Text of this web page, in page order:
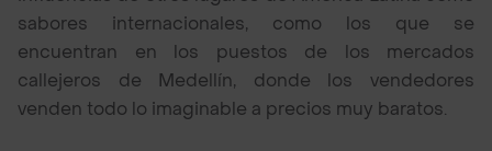
sabores internacionales, como los que se
encuentran en los puestos de los mercados
callejeros de Medellín, donde los vendedores
venden todo lo imaginable a precios muy baratos.